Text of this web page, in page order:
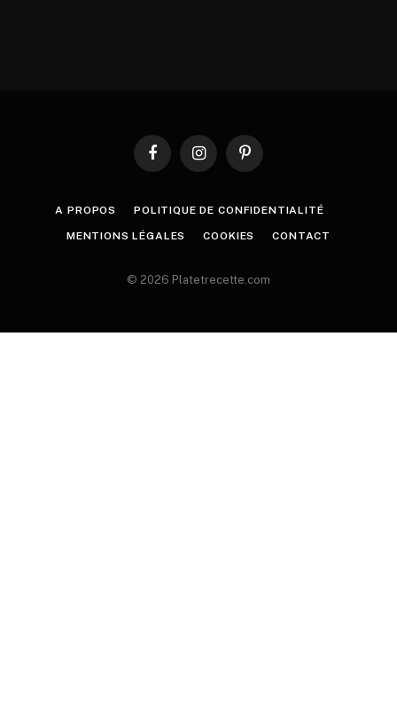
FacebookInstagramPinterest
A PROPOS POLITIQUE DE CONFIDENTIALITÉ
MENTIONS LÉGALES COOKIES CONTACT
© 2026 Platetrecette.com